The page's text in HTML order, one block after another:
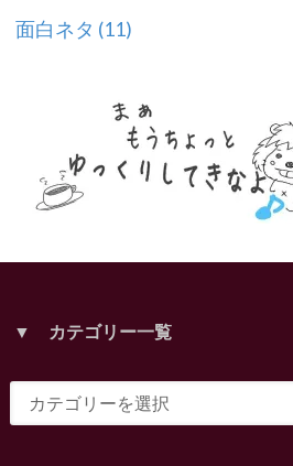
面白ネタ (11)
▼ カテゴリー一覧